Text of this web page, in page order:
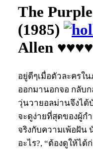
The
(1985)
Allen
อยู่ดีๆเมื่อตัวละครใ
ออกมานอกจอ กลับ
วุ่นวายอลม่านจึงได้
จะดูง่ายที่สุดของผู้ก
จริงกับความเพ้อฝัน
อะไร?, “ต้องดูให้ได้